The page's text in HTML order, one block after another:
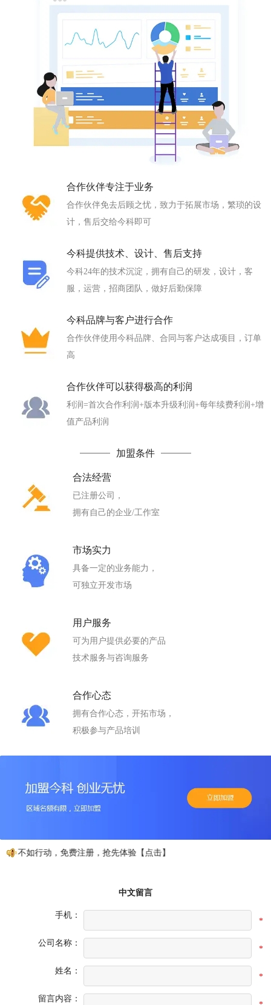
合作伙伴专注于业务
合作伙伴免去后顾之忧，致力于拓展市场，繁琐的设
计，售后交给今科即可
今科提供技术、设计、售后支持
今科24年的技术沉淀，拥有自己的研发，设计，客
服，运营，招商团队，做好后勤保障
今科品牌与客户进行合作
合作伙伴使用今科品牌、合同与客户达成项目，订单
高
合作伙伴可以获得极高的利润
利润=首次合作利润+版本升级利润+每年续费利润+增
值产品利润
加盟条件
合法经营
已注册公司，
拥有自己的企业/工作室
市场实力
具备一定的业务能力，
可独立开发市场
用户服务
可为用户提供必要的产品
技术服务与咨询服务
合作心态
拥有合作心态，开拓市场，
积极参与产品培训
不如行动，免费注册，抢先体验【点击】
中文留言
手机：
*
公司名称：
*
姓名：
*
留言内容：